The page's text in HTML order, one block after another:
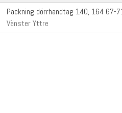
Packning dörrhandtag 140, 164 67-
Vänster Yttre